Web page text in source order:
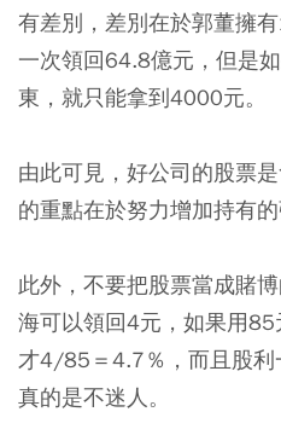
有差別，差別在於郭董擁
一次領回64.8億元，但是
東，就只能拿到4000元。
由此可見， 好公司的股票
的重點在於努力增加持有的
此外，不要把股票當成賭
海可以領回4元，如果用
才4/85＝4.7％，而且股利
真的是不迷人。